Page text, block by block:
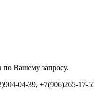
Вашему запросу.
04-39, +7(906)265-17-